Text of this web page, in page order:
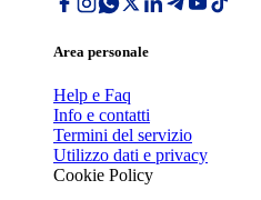
Area personale
Help e Faq
Info e contatti
Termini del servizio
Utilizzo dati e privacy
Cookie Policy